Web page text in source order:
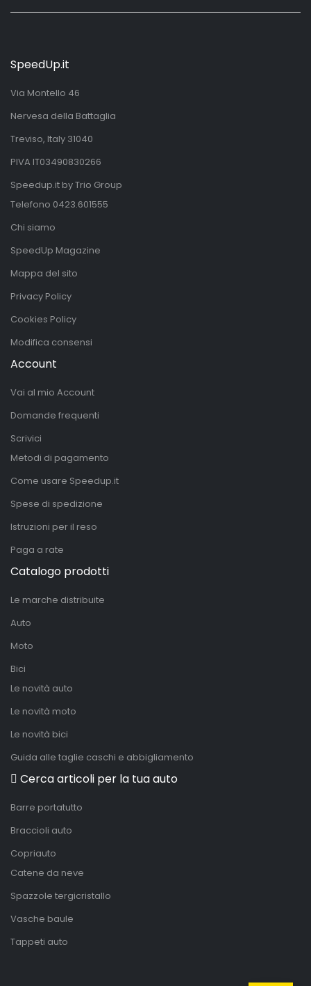
SpeedUp.it
Via Montello 46
Nervesa della Battaglia
Treviso, Italy 31040
PIVA IT03490830266
Speedup.it by Trio Group
Telefono 0423.601555
Chi siamo
SpeedUp Magazine
Mappa del sito
Privacy Policy
Cookies Policy
Modifica consensi
Account
Vai al mio Account
Domande frequenti
Scrivici
Metodi di pagamento
Come usare Speedup.it
Spese di spedizione
Istruzioni per il reso
Paga a rate
Catalogo prodotti
Le marche distribuite
Auto
Moto
Bici
Le novità auto
Le novità moto
Le novità bici
Guida alle taglie caschi e abbigliamento
Cerca articoli per la tua auto
Barre portatutto
Braccioli auto
Copriauto
Catene da neve
Spazzole tergicristallo
Vasche baule
Tappeti auto